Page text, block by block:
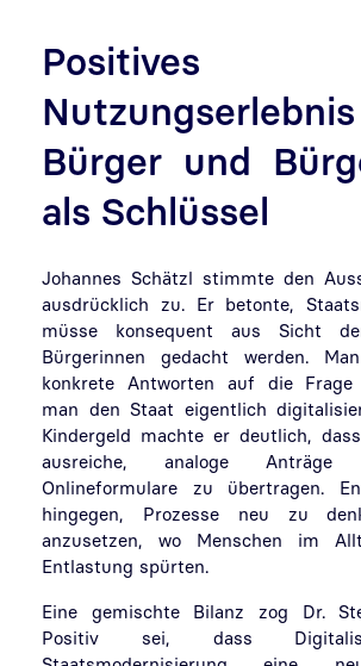
Positives
Bürger und
als Schlüssel
Johannes Schätzl stimmte den
ausdrücklich zu. Er betonte,
müsse konsequent aus Sicht
Bürgerinnen gedacht werden.
konkrete Antworten auf die Frage
man den Staat eigentlich
Kindergeld machte er deutlich,
ausreiche, analoge
Onlineformulare zu übertragen.
hingegen, Prozesse neu zu
anzusetzen, wo Menschen im
Entlastung spürten.
Eine gemischte Bilanz zog Dr.
Positiv sei, dass